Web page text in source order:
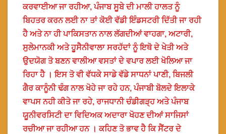
ਕਰਵਾਈਆ ਜਾ ਰਹੀਆ, ਪੰਜਾਬ ਸੂਬੇ ਦੀ ਮਾਲੀ ਹਾਲਤ ਨੂੰ
ਬਿਹਤਰ ਕਰਨ ਲਈ ਨਾ ਤਾਂ ਕੋਈ ਵੱਡੀ ਇੰਡਸਟਰੀ ਦਿੱਤੀ ਜਾ ਰਹੀ
ਹੈ ਅਤੇ ਨਾ ਹੀ ਪਾਕਿਸਤਾਨ ਨਾਲ ਲੱਗਦੀਆਂ ਵਾਹਗਾ, ਅਟਾਰੀ,
ਸੁਲੇਮਾਨਕੀ ਅਤੇ ਹੂਸੈਨੀਵਾਲਾ ਸਰਹੱਦਾਂ ਨੂੰ ਇਥੋ ਦੇ ਖੇਤੀ ਅਤੇ
ਉਦਯੋਗ ਤੋ ਬਣਨ ਵਾਲੀਆ ਵਸਤਾਂ ਦੇ ਵਪਾਰ ਲਈ ਖੋਲਿਆ ਜਾ
ਰਿਹਾ ਹੈ । ਇਸ ਤੋ ਵੀ ਵੱਧਕੇ ਸਾਡੇ ਵੱਡੇ ਸਾਧਨਾਂ ਪਾਣੀ, ਬਿਜਲੀ
ਗੈਰ ਕਾਨੂੰਨੀ ਢੰਗ ਨਾਲ ਖੋਹੇ ਜਾ ਰਹੇ ਹਨ, ਪੰਜਾਬੀ ਬੋਲਦੇ ਇਲਾਕੇ
ਵਾਪਸ ਨਹੀ ਕੀਤੇ ਜਾ ਰਹੇ, ਰਾਜਧਾਨੀ ਚੰਡੀਗੜ੍ਹ ਅਤੇ ਪੰਜਾਬ
ਯੂਨੀਵਰਸਿਟੀ ਦਾ ਵਿਦਿਅਕ ਅਦਾਰਾ ਖੋਹਣ ਦੀਆਂ ਸਾਜਿਸਾਂ
ਰਚੀਆ ਜਾ ਰਹੀਆ ਹਨ । ਕਹਿਣ ਤੋ ਭਾਵ ਹੈ ਕਿ ਸੈਂਟਰ ਦੇ